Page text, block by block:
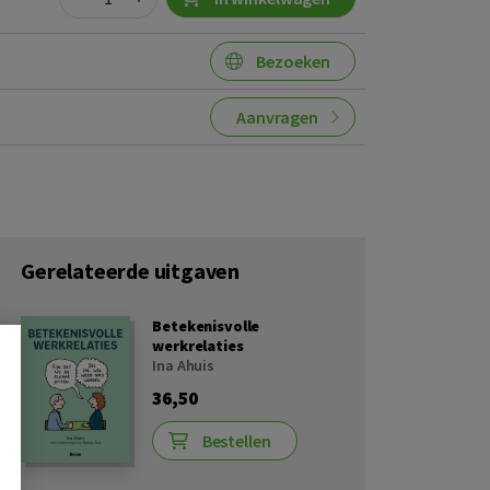
Bezoeken
Aanvragen
Gerelateerde uitgaven
Betekenisvolle
werkrelaties
Ina Ahuis
36,50
Bestellen